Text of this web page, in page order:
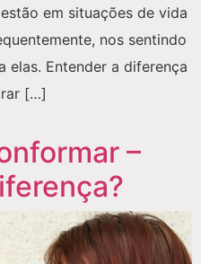
em situações de vida
nos sentindo
elas. Entender a diferença
[…]
–